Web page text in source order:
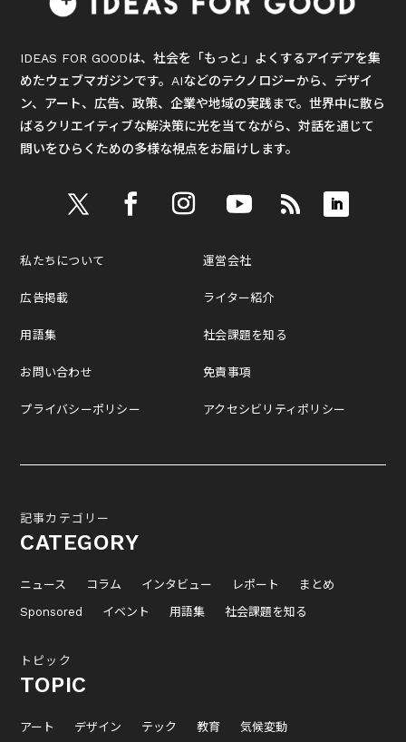
IDEAS FOR GOODは、社会を「もっと」よくするアイデアを集
めたウェブマガジンです。AIなどのテクノロジーから、デザイ
ン、アート、広告、政策、企業や地域の実践まで。世界中に散ら
ばるクリエイティブな解決策に光を当てながら、対話を通じて
問いをひらくための多様な視点をお届けします。
私たちについて
広告掲載
用語集
お問い合わせ
プライバシーポリシー
運営会社
ライター紹介
社会課題を知る
免責事項
アクセシビリティポリシー
記事カテゴリー
CATEGORY
ニュース コラム インタビュー レポート
まとめ
Sponsored
イベント 用語集 社会課題を知る
トピック
TOPIC
アート デザイン テック 教育 気候変動